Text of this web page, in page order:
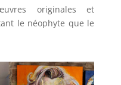
originales et
le néophyte que le